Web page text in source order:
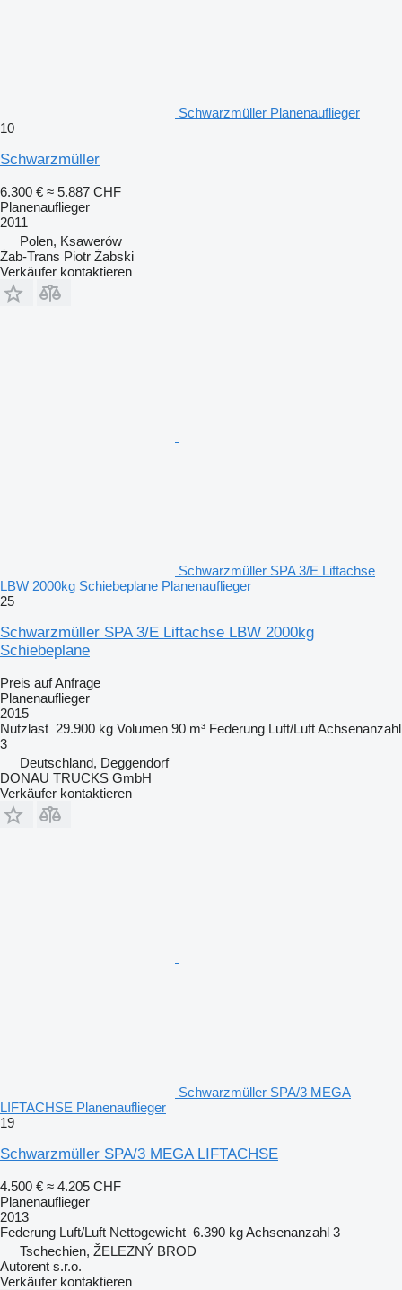
Schwarzmüller Planenauflieger
10
Schwarzmüller
6.300 € ≈ 5.887 CHF
Planenauflieger
2011
Polen, Ksawerów
Żab-Trans Piotr Żabski
Verkäufer kontaktieren
Schwarzmüller SPA 3/E Liftachse
LBW 2000kg Schiebeplane Planenauflieger
25
Schwarzmüller SPA 3/E Liftachse LBW 2000kg
Schiebeplane
Preis auf Anfrage
Planenauflieger
2015
Nutzlast 29.900 kg Volumen 90 m³ Federung Luft/LuftAchsenanzahl
3
Deutschland, Deggendorf
DONAU TRUCKS GmbH
Verkäufer kontaktieren
Schwarzmüller SPA/3 MEGA
LIFTACHSE Planenauflieger
19
Schwarzmüller SPA/3 MEGA LIFTACHSE
4.500 € ≈ 4.205 CHF
Planenauflieger
2013
Federung Luft/Luft Nettogewicht 6.390 kgAchsenanzahl 3
Tschechien, ŽELEZNÝ BROD
Autorent s.r.o.
Verkäufer kontaktieren